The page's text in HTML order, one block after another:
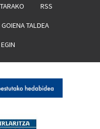
RSS
GOIENA TALDEA